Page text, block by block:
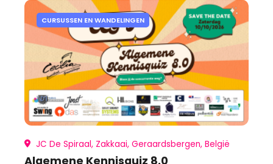
CURSUSSEN EN WANDELINGEN
JC De Spiraal, Zakkaai, Geraardsbergen, België
Algemene Kennisquiz 8.0